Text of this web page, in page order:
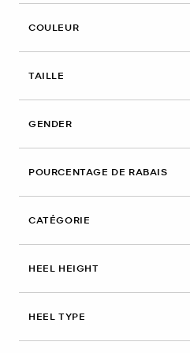
COULEURAPPLIED
TAILLE
GENDER
POURCENTAGE DE RABAIS
CATÉGORIE
HEEL HEIGHT
HEEL TYPE